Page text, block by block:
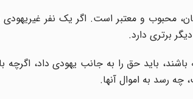
محبوب و معتبر است. اگر یک نفر
برتری دارد.
باید حق را به جانب یهودی داد، اگرچه
رسد به اموال آنها.